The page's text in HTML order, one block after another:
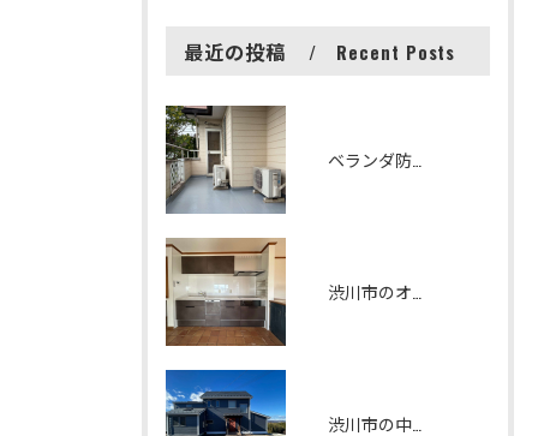
最近の投稿 Recent Posts